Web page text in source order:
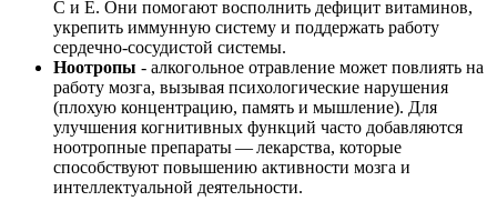
С и Е. Они помогают восполнить дефицит витаминов,
укрепить иммунную систему и поддержать работу
сердечно-сосудистой системы.
Ноотропы - алкогольное отравление может повлиять на
работу мозга, вызывая психологические нарушения
(плохую концентрацию, память и мышление). Для
улучшения когнитивных функций часто добавляются
ноотропные препараты — лекарства, которые
способствуют повышению активности мозга и
интеллектуальной деятельности.